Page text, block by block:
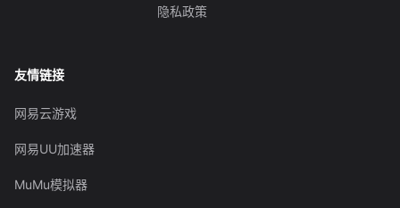
隐私政策
友情链接
网易云游戏
网易UU加速器
MuMu模拟器